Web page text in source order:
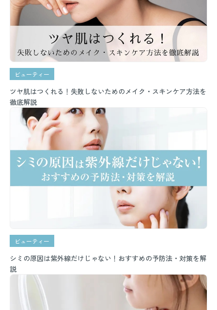
ビューティー
ツヤ肌はつくれる！失敗しないためのメイク・スキンケア方法を
徹底解説
ビューティー
シミの原因は紫外線だけじゃない！おすすめの予防法・対策を解
説